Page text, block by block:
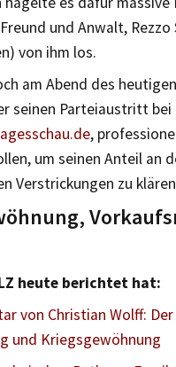
und Anwalt, Rezzo
von ihm los.
am Abend des
seinen Parteiaustritt bei
,
um seinen Anteil an
Verstrickungen zu
heute berichtet hat:
von Christian Wolff:
und Kriegsgewöhnung